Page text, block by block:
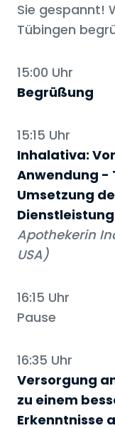
Sie gespannt!
Tübingen
15:00 Uhr
Begrüßung
15:15 Uhr
Inhalativa:
Anwendung -
Umsetzung
Apothekerin
USA)
16:15 Uhr
Pause
16:35 Uhr
Versorgung
zu einem
Erkenntnisse